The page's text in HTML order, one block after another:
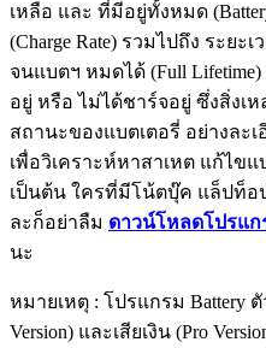
เหลือ และ ที่มีอยู่ทั้งหมด
(Charge Rate) รวมไปถึง ระย
จนแบตฯ หมดได้ (Full
อยู่ หรือ ไม่ได้ชาร์จอยู่ ซึ่งสิ่ง
สถานะของแบตเตอรี่ อย่างละ
เพื่อวิเคราะห์หาสาเหต แก้ไข
เป็นต้น ใครที่มีโน้ตบุ๊ค แล็ปท็
ละก็อย่าลืม ดาวน์โหลดโปรแก
นะ
หมายเหตุ : โปรแกรม Battery
Version) และเสียเงิน (Pro